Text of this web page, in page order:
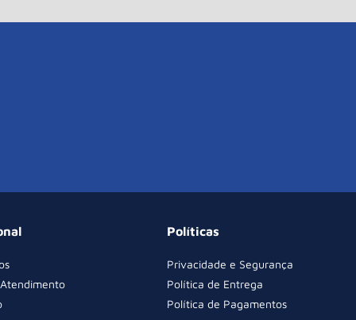
Políticas
Privacidade e Segurança
Política de Entrega
Política de Pagamentos